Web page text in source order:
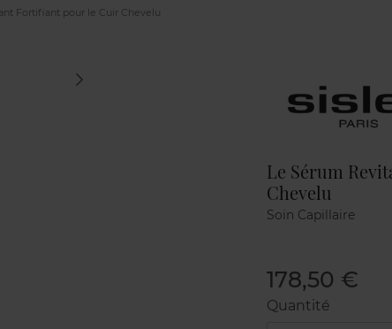
Fortifiant pour le Cuir Chevelu
Le Sérum
Chevelu
Soin Capillaire
178,50 €
Quantité